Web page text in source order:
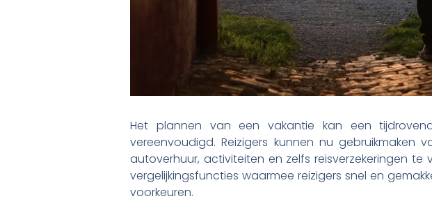
Het plannen van een vakantie kan een
vereenvoudigd. Reizigers kunnen nu
autoverhuur, activiteiten en zelfs reisverzekeringen
vergelijkingsfuncties waarmee reizigers snel en
voorkeuren.